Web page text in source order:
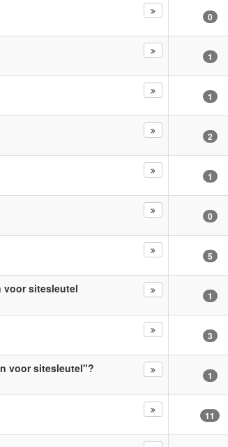
0
1
1
2
1
0
5
voor sitesleutel
1
3
voor sitesleutel"?
1
11